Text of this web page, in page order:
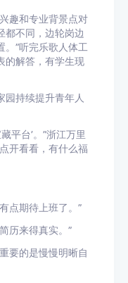
趣和专业背景点对
都不同，边轮岗边
。”听完乐歌人体工
的解答，有学生现
园持续提升青年人
平台’。”浙江万里
开看看，有什么福
点期待上班了。”
历来得真实。”
要的是慢慢明晰自